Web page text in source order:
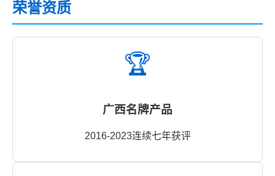
荣誉资质
🏆
广西名牌产品
2016-2023连续七年获评